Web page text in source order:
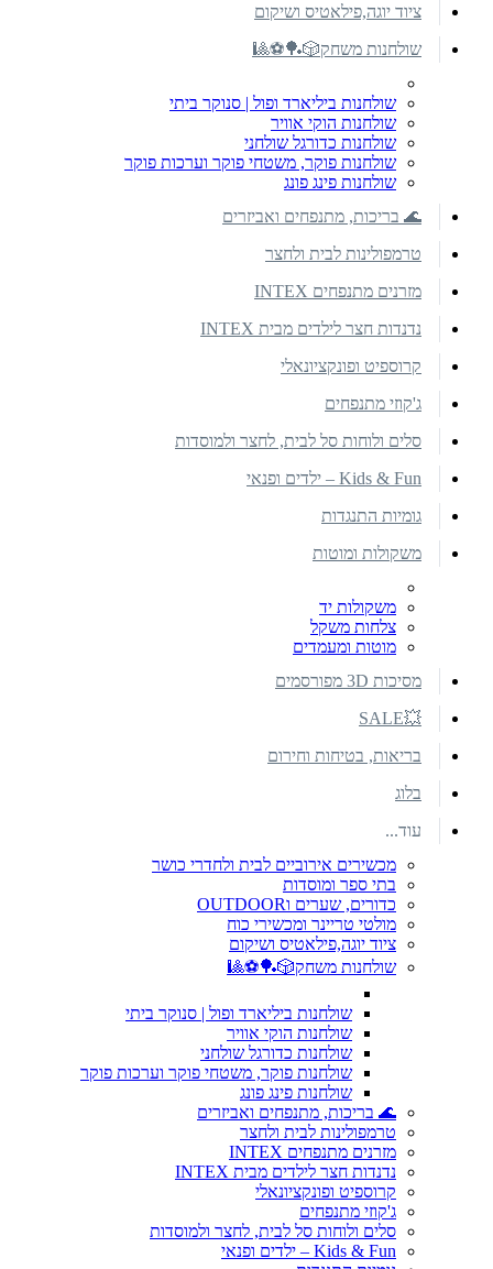
ציוד יוגה,פילאטיס ושיקום
שולחנות משחק🎲🏓⚽🎱
שולחנות ביליארד ופול | סנוקר ביתי
שולחנות הוקי אוויר
שולחנות כדורגל שולחני
שולחנות פוקר, משטחי פוקר וערכות פוקר
שולחנות פינג פונג
🌊 בריכות, מתנפחים ואביזרים
טרמפולינות לבית ולחצר
מזרנים מתנפחים INTEX
נדנדות חצר לילדים מבית INTEX
קרוספיט ופונקציונאלי
ג'קוזי מתנפחים
סלים ולוחות סל לבית, לחצר ולמוסדות
Kids & Fun – ילדים ופנאי
גומיות התנגדות
משקולות ומוטות
משקולות יד
צלחות משקל
מוטות ומעמדים
מסיכות 3D מפורסמים
💥SALE
בריאות, בטיחות וחירום
בלוג
עוד...
מכשירים אירוביים לבית ולחדרי כושר
בתי ספר ומוסדות
כדורים, שערים וOUTDOOR
מולטי טריינר ומכשירי כוח
ציוד יוגה,פילאטיס ושיקום
שולחנות משחק🎲🏓⚽🎱
שולחנות ביליארד ופול | סנוקר ביתי
שולחנות הוקי אוויר
שולחנות כדורגל שולחני
שולחנות פוקר, משטחי פוקר וערכות פוקר
שולחנות פינג פונג
🌊 בריכות, מתנפחים ואביזרים
טרמפולינות לבית ולחצר
מזרנים מתנפחים INTEX
נדנדות חצר לילדים מבית INTEX
קרוספיט ופונקציונאלי
ג'קוזי מתנפחים
סלים ולוחות סל לבית, לחצר ולמוסדות
Kids & Fun – ילדים ופנאי